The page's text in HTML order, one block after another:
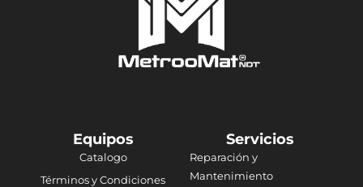
Equipos
Catalogo
Términos y Condiciones
Servicios
Reparación y
Mantenimiento